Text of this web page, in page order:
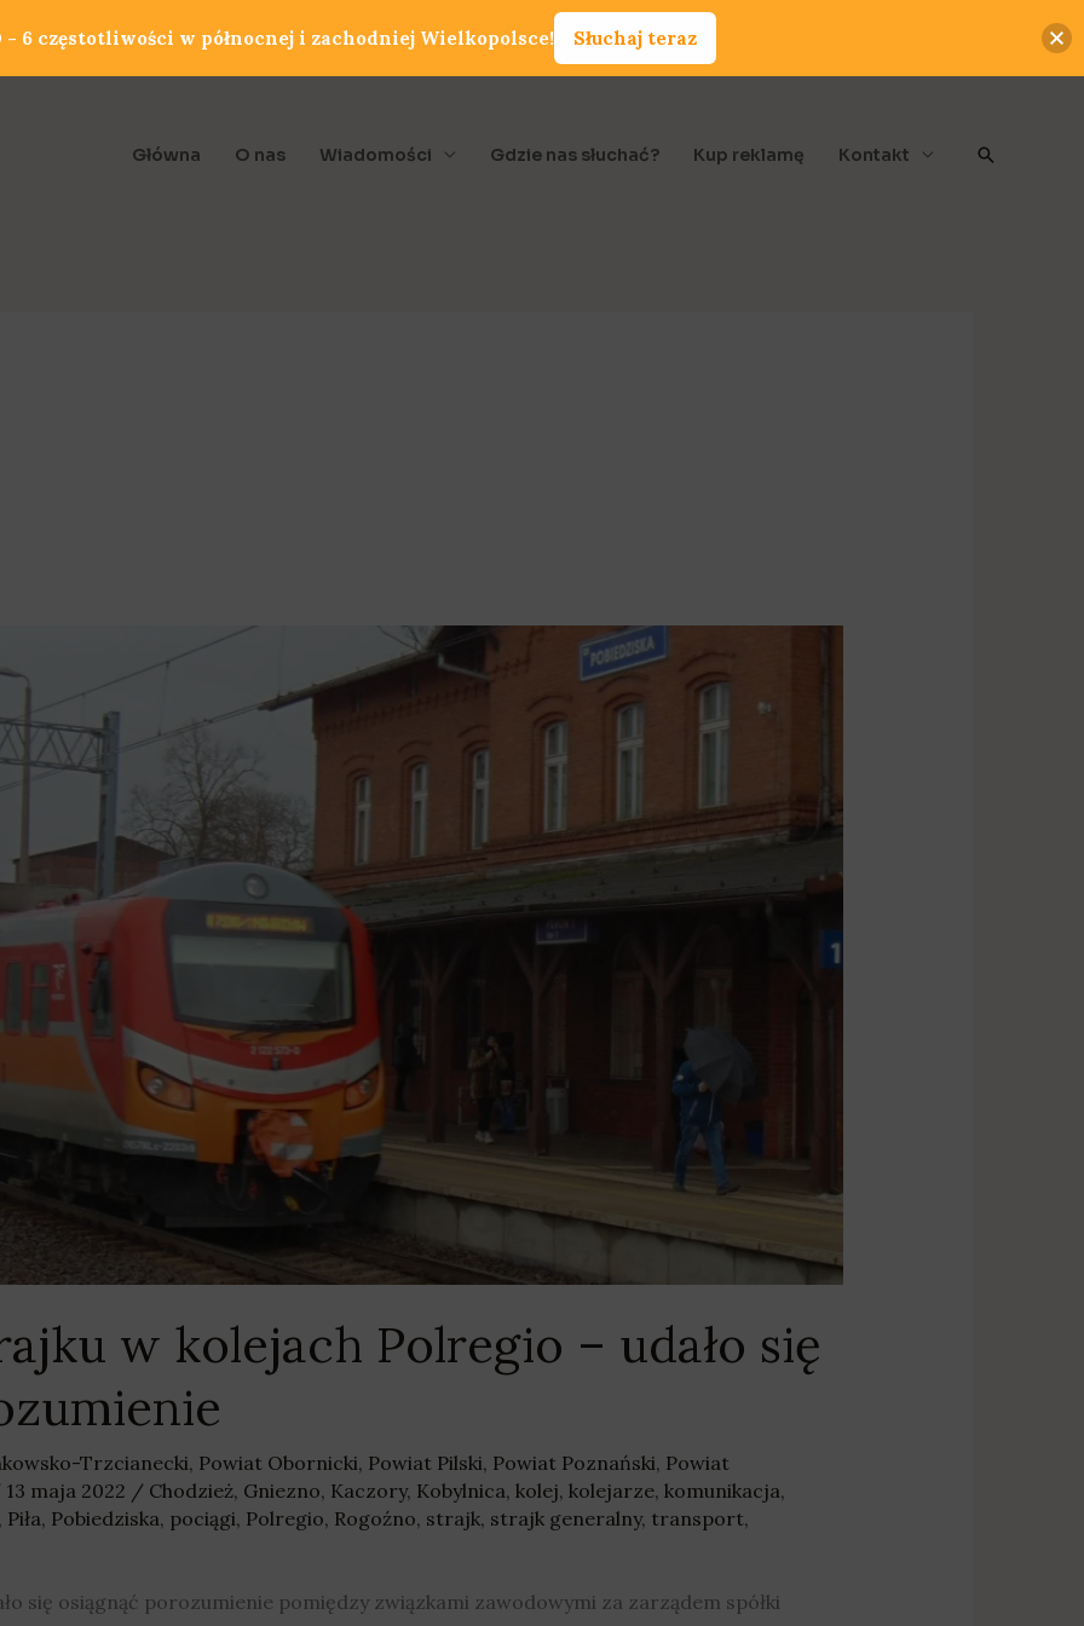
Główna O nas Wiadomości Gdzie nas słuchać? Kup reklamę Kontakt Szukaj
w kolejach Polregio – udało się
Trzcianecki, Powiat Obornicki, Powiat Pilski, Powiat Poznański, Powiat
13 maja 2022 / Chodzież, Gniezno, Kaczory, Kobylnica, kolej, kolejarze, komunikacja,
Piła, Pobiedziska, pociągi, Polregio, Rogoźno, strajk, strajk generalny, transport,
się osiągnąć porozumienie pomiędzy związkami zawodowymi za zarządem spółki
6 częstotliwości w północnej i zachodniej Wielkopolsce! Słuchaj teraz